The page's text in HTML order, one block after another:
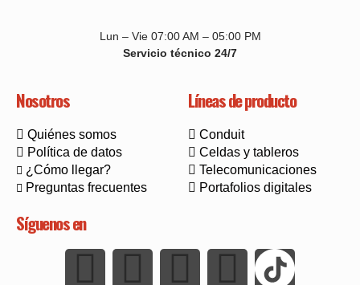
Lun – Vie 07:00 AM – 05:00 PM
Servicio técnico 24/7
Nosotros
Quiénes somos
Política de datos
¿Cómo llegar?
Preguntas frecuentes
Líneas de producto
Conduit
Celdas y tableros
Telecomunicaciones
Portafolios digitales
Síguenos en